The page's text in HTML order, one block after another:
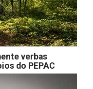
verbas
do PEPAC